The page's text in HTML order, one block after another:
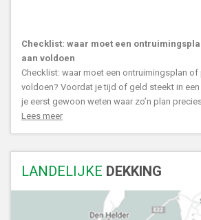
Checklist: waar moet een
aan voldoen
Checklist: waar moet een ontruimingsplan
voldoen? Voordat je tijd of geld steekt in
je eerst gewoon weten waar zo’n plan
Lees meer
LANDELIJKE DEKKING